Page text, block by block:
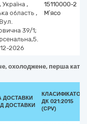
, Україна ,
область,
Вул.
39/1;
2026
15110000-2
М’ясо
охолоджене, перша
ДОСТАВКИ
ДОСТАВКИ
КЛАСИФІКАТОР
ДК 021:2015
(CPV)